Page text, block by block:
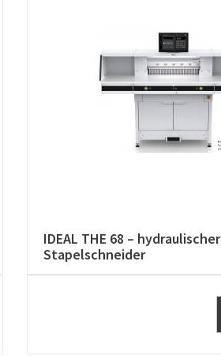
IDEAL THE 68 – hydraulischer
Stapelschneider